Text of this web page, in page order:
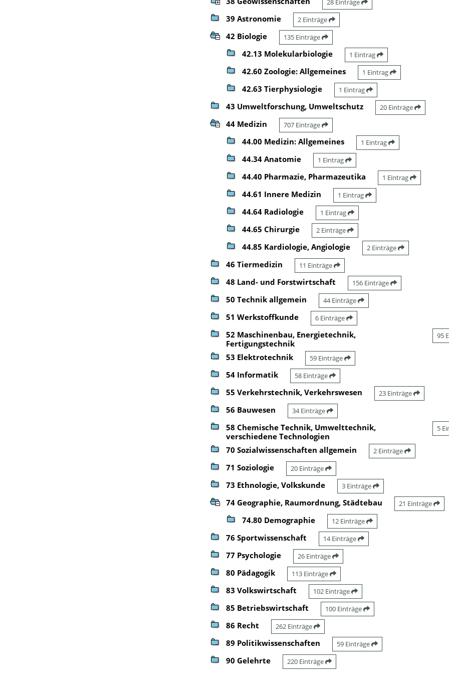
28 Einträge
39 Astronomie 2 Einträge
42 Biologie 135 Einträge
42.13 Molekularbiologie 1 Eintrag
42.60 Zoologie: Allgemeines 1 Eintrag
42.63 Tierphysiologie 1 Eintrag
43 Umweltforschung, Umweltschutz 20 Einträge
44 Medizin 707 Einträge
44.00 Medizin: Allgemeines 1 Eintrag
44.34 Anatomie 1 Eintrag
44.40 Pharmazie, Pharmazeutika 1 Eintrag
44.61 Innere Medizin 1 Eintrag
44.64 Radiologie 1 Eintrag
44.65 Chirurgie 2 Einträge
44.85 Kardiologie, Angiologie 2 Einträge
46 Tiermedizin 11 Einträge
48 Land- und Forstwirtschaft 156 Einträge
50 Technik allgemein 44 Einträge
51 Werkstoffkunde 6 Einträge
52 Maschinenbau, Energietechnik,
Fertigungstechnik
95
53 Elektrotechnik 59 Einträge
54 Informatik 58 Einträge
55 Verkehrstechnik, Verkehrswesen 23 Einträge
56 Bauwesen 34 Einträge
58 Chemische Technik, Umwelttechnik,
verschiedene Technologien
5
70 Sozialwissenschaften allgemein 2 Einträge
71 Soziologie 20 Einträge
73 Ethnologie, Volkskunde 3 Einträge
74 Geographie, Raumordnung, Städtebau 21 Einträge
74.80 Demographie 12 Einträge
76 Sportwissenschaft 14 Einträge
77 Psychologie 26 Einträge
80 Pädagogik 113 Einträge
83 Volkswirtschaft 102 Einträge
85 Betriebswirtschaft 100 Einträge
86 Recht 262 Einträge
89 Politikwissenschaften 59 Einträge
90 Gelehrte 220 Einträge